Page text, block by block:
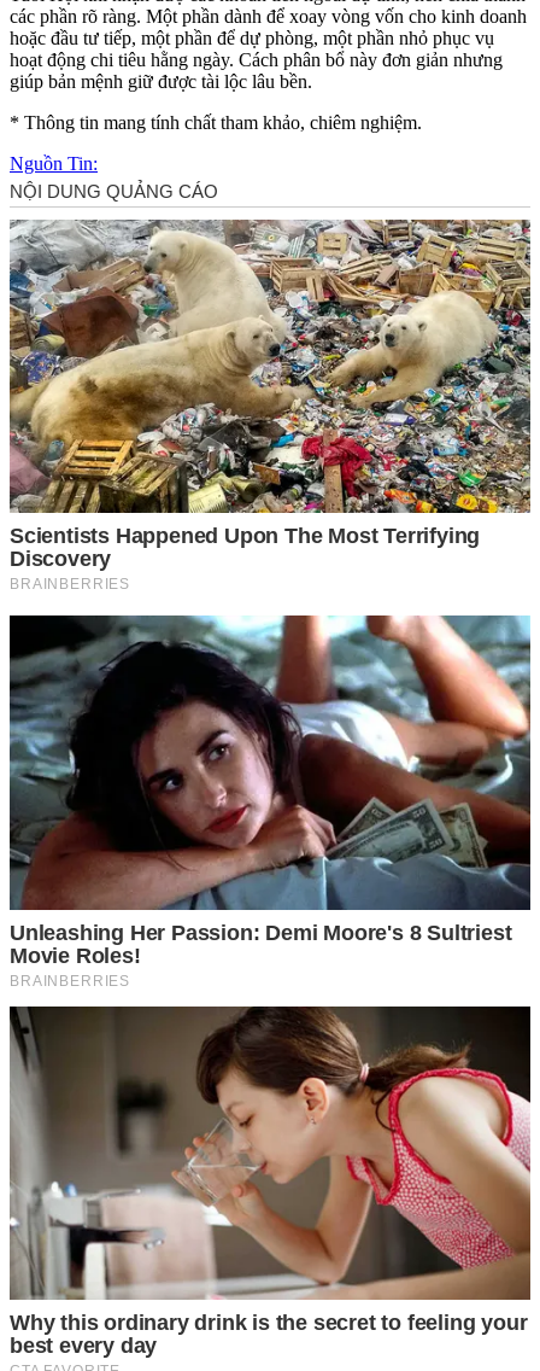
các phần rõ ràng. Một phần dành để xoay vòng vốn cho kinh doanh
hoặc đầu tư tiếp, một phần để dự phòng, một phần nhỏ phục vụ
hoạt động chi tiêu hằng ngày. Cách phân bổ này đơn giản nhưng
giúp bản mệnh giữ được tài lộc lâu bền.
* Thông tin mang tính chất tham khảo, chiêm nghiệm.
Nguồn Tin: